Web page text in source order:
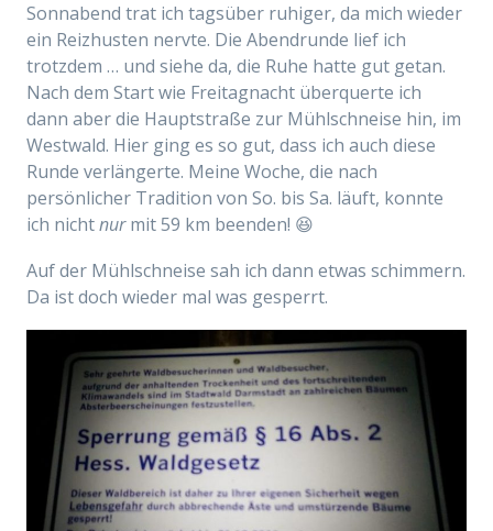
Sonnabend trat ich tagsüber ruhiger, da mich wieder
ein Reizhusten nervte. Die Abendrunde lief ich
trotzdem … und siehe da, die Ruhe hatte gut getan.
Nach dem Start wie Freitagnacht überquerte ich
dann aber die Hauptstraße zur Mühlschneise hin, im
Westwald. Hier ging es so gut, dass ich auch diese
Runde verlängerte. Meine Woche, die nach
persönlicher Tradition von So. bis Sa. läuft, konnte
ich nichtnurmit 59 km beenden! 😆
Auf der Mühlschneise sah ich dann etwas schimmern.
Da ist doch wieder mal was gesperrt.